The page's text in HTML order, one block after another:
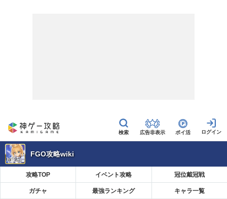
広告非表示 ポイ活
FGO攻略wiki
攻略TOP イベント攻略 冠位戴冠戦
ガチャ 最強ランキング キャラ一覧